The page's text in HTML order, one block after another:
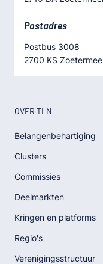
Postadres
Postbus 3008
2700 KS
OVER TLN
Belangenbehartiging
Clusters
Commissies
Deelmarkten
Kringen en platforms
Regio's
Verenigingsstructuur